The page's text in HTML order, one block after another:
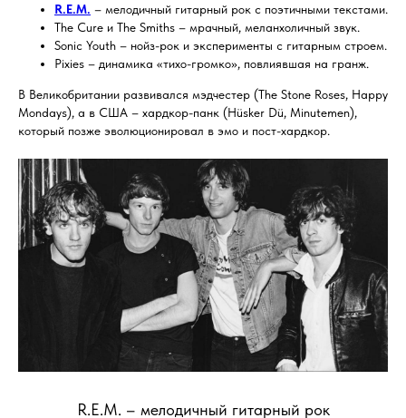
R.E.M. – мелодичный гитарный рок с поэтичными текстами.
The Cure и The Smiths – мрачный, меланхоличный звук.
Sonic Youth – нойз-рок и эксперименты с гитарным строем.
Pixies – динамика «тихо-громко», повлиявшая на гранж.
В Великобритании развивался мэдчестер (The Stone Roses, Happy
Mondays), а в США – хардкор-панк (Hüsker Dü, Minutemen),
который позже эволюционировал в эмо и пост-хардкор.
R.E.M. – мелодичный гитарный рок